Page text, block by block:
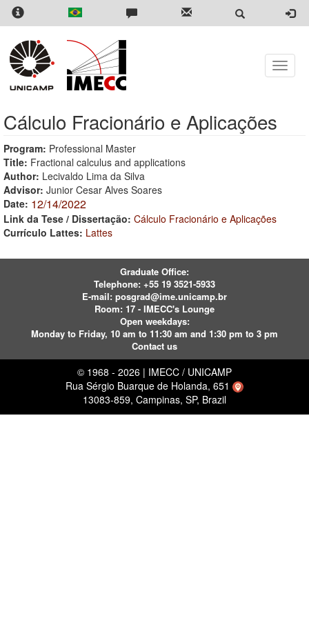
Skip
content
Toggle
Cálculo Fracionário e Aplicações
Program: Professional Master
Title: Fractional calculus and applications
Author: Lecivaldo Lima da Silva
Advisor: Junior Cesar Alves Soares
Date: 12/14/2022
Link da Tese / Dissertação: Cálculo Fracionário e Aplicações
Currículo Lattes: Lattes
Graduate Office:
Telephone: +55 19 3521-5933
E-mail: posgrad@ime.unicamp.br
Room: 17 - IMECC's Lounge
Open weekdays:
Monday to Friday, 10 am to 11:30 am and 1:30 pm to 3 pm
Contact us
© 1968 - 2026 | IMECC / UNICAMP
Rua Sérgio Buarque de Holanda, 651
13083-859, Campinas, SP, Brazil